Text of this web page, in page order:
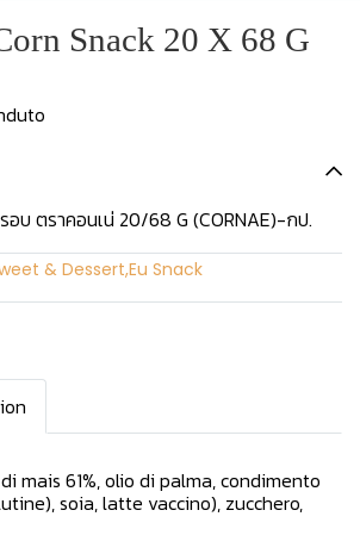
Snack 20 X 68 G
บ ตราคอนเน่ 20/68 G (CORNAE)-กป.
& Dessert,Eu Snack
mais 61%, olio di palma, condimento
soia, latte vaccino), zucchero,